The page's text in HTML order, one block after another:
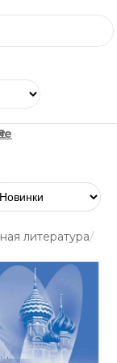
литература/